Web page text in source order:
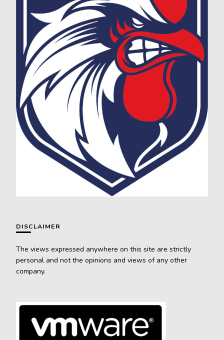
DISCLAIMER
The views expressed anywhere on this site are strictly
personal and not the opinions and views of any other
company.